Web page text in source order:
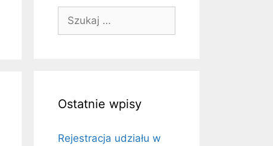
Ostatnie wpisy
Rejestracja udziału w